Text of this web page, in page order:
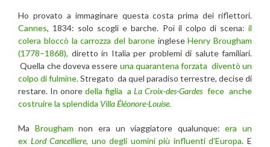
Ho provato a immaginare questa costa prima dei riflettori.
Cannes, 1834: solo scogli e barche. Poi il colpo di scena: il
colera bloccò la carrozza del baroneingleseHenry Brougham
(1778–1868), diretto in Italia per problemi di salute familiari.
Quella che doveva essere una quarantena forzata diventò un
colpo di fulmine.Stregato da quel paradiso terrestre, decise di
restare. In onore della figlia a La Croix-des-Gardesfece anche
costruire la splendida Villa Éléonore-Louise.
Ma Brougham non era un viaggiatore qualunque:era un
ex Lord Cancelliere, uno degli uomini più influenti d’Europa. E